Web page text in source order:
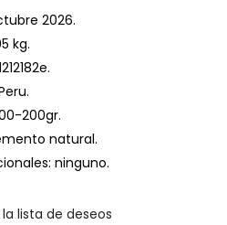
2026.
kg.
200gr.
natural.
ninguno.
lista de deseos